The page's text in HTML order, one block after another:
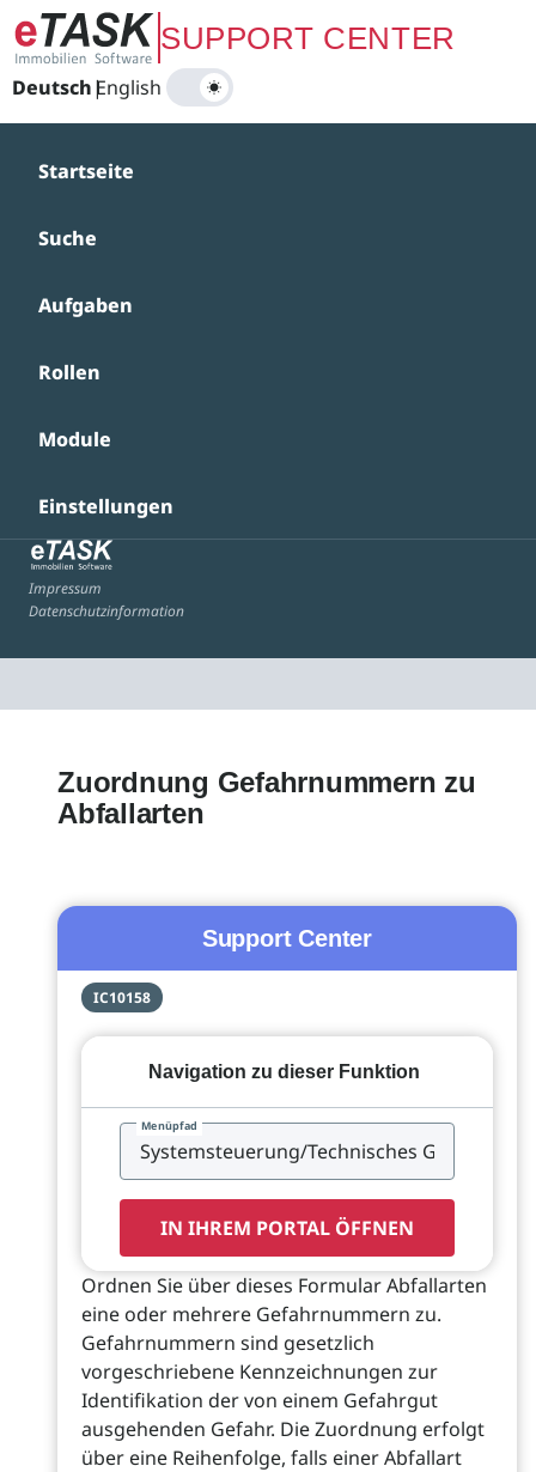
Zum Hauptinhalt springenSUPPORT CENTER
Deutsch|
English
Startseite
Suche
Aufgaben
Rollen
Module
Einstellungen
Impressum
Datenschutzinformation
Zuordnung Gefahrnummern zu
Abfallarten
Support Center
IC10158
Navigation zu dieser Funktion
Menüpfad
IN IHREM PORTAL ÖFFNEN
Ordnen Sie über dieses Formular Abfallarten
eine oder mehrere Gefahrnummern zu.
Gefahrnummern sind gesetzlich
vorgeschriebene Kennzeichnungen zur
Identifikation der von einem Gefahrgut
ausgehenden Gefahr. Die Zuordnung erfolgt
über eine Reihenfolge, falls einer Abfallart